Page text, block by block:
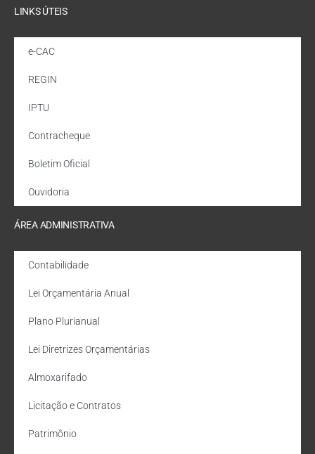
LINKS ÚTEIS
e-CAC
REGIN
IPTU
Contracheque
Boletim Oficial
Ouvidoria
ÁREA ADMINISTRATIVA
Contabilidade
Lei Orçamentária Anual
Plano Plurianual
Lei Diretrizes Orçamentárias
Almoxarifado
Licitação e Contratos
Patrimônio